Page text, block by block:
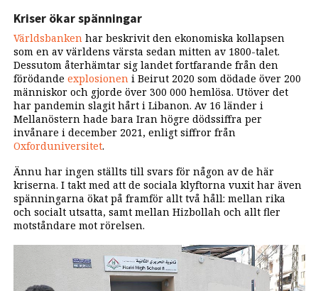
Kriser ökar spänningar
Världsbankenhar beskrivit den ekonomiska kollapsen
som en av världens värsta sedan mitten av 1800-talet.
Dessutom återhämtar sig landet fortfarande från den
förödande explosioneni Beirut 2020 som dödade över 200
människor och gjorde över 300 000 hemlösa. Utöver det
har pandemin slagit hårt i Libanon. Av 16 länder i
Mellanöstern hade bara Iran högre dödssiffra per
invånare i december 2021, enligt siffror från
Oxforduniversitet.
Ännu har ingen ställts till svars för någon av de här
kriserna. I takt med att de sociala klyftorna vuxit har även
spänningarna ökat på framför allt två håll: mellan rika
och socialt utsatta, samt mellan Hizbollah och allt fler
motståndare mot rörelsen.